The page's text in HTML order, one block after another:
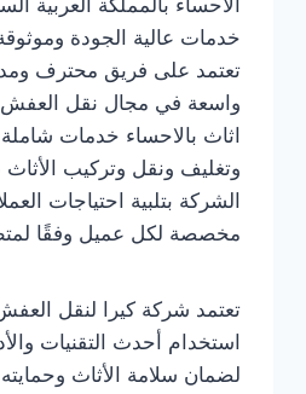
الأحساء بالمملكة العربية
خدمات عالية الجودة
تعتمد على فريق محترف
واسعة في مجال نقل
اثاث بالاحساء خدمات
وتغليف ونقل وتركيب
الشركة بتلبية احتياجات
مخصصة لكل عميل وفقًا
تعتمد شركة كيرا لنقل
استخدام أحدث التقنيات
لضمان سلامة الأثاث